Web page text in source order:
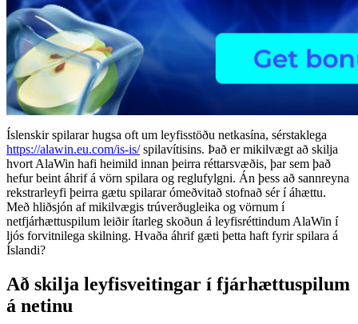
Íslenskir spilarar hugsa oft um leyfisstöðu netkasína, sérstaklega
https://alawin.eu.com/is-is/spilavítisins. Það er mikilvægt að skilja
hvort AlaWin hafi heimild innan þeirra réttarsvæðis, þar sem það
hefur beint áhrif á vörn spilara og reglufylgni. Án þess að sannreyna
rekstrarleyfi þeirra gætu spilarar ómeðvitað stofnað sér í áhættu.
Með hliðsjón af mikilvægis trúverðugleika og vörnum í
netfjárhættuspilum leiðir ítarleg skoðun á leyfisréttindum AlaWin í
ljós forvitnilega skilning. Hvaða áhrif gæti þetta haft fyrir spilara á
Íslandi?
Að skilja leyfisveitingar í fjárhættuspilum
á netinu